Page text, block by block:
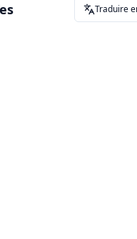
Traduire